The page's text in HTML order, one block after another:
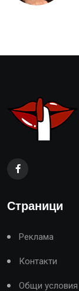
Страници
Реклама
Контакти
Общи условия